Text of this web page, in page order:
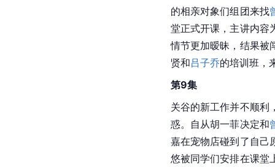
的相亲对象们组团来找
堂正式开课，主讲内容
情节更加暧昧，结果被
贤和吕子乔的培训班，
第9集
关谷的新工作并不顺利
惑。自从胡一菲决定和
嘉在宠物店碰到了自己
悠被同学们安排在课堂